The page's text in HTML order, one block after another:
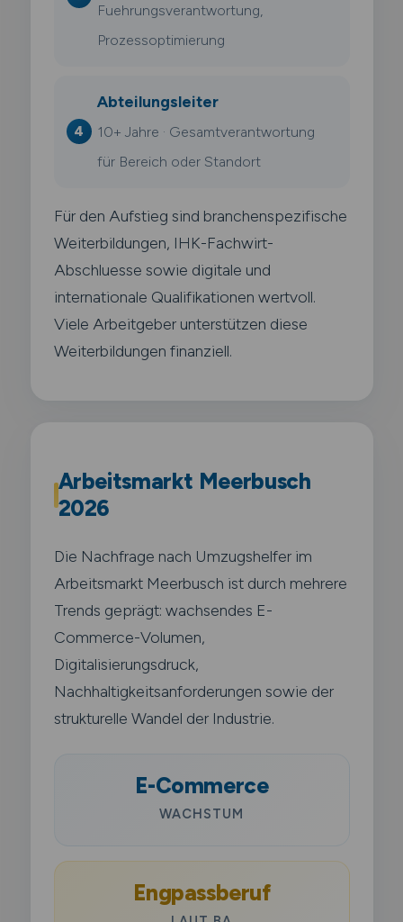
Fuehrungsverantwortung,
Prozessoptimierung
Abteilungsleiter
10+ Jahre · Gesamtverantwortung
für Bereich oder Standort
Für den Aufstieg sind branchenspezifische
Weiterbildungen, IHK-Fachwirt-
Abschluesse sowie digitale und
internationale Qualifikationen wertvoll.
Viele Arbeitgeber unterstützen diese
Weiterbildungen finanziell.
Arbeitsmarkt Meerbusch
2026
Die Nachfrage nach Umzugshelfer im
Arbeitsmarkt Meerbusch ist durch mehrere
Trends geprägt: wachsendes E-
Commerce-Volumen,
Digitalisierungsdruck,
Nachhaltigkeitsanforderungen sowie der
strukturelle Wandel der Industrie.
E-Commerce
WACHSTUM
Engpassberuf